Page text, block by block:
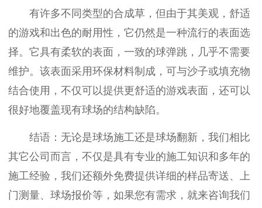
有许多不同类型的合成草，但由于其美观，舒适
的游戏和出色的耐用性，它仍然是一种流行的表面选
择。它具有柔软的表面，一致的球弹跳，几乎不需要
维护。该表面采用环保材料制成，可与沙子或填充物
结合使用，不仅可以提供更舒适的游戏表面，还可以
很好地覆盖现有球场的结构缺陷。
结语：无论是球场施工还是球场翻新，我们相比
其它公司而言，不仅是具有专业的施工知识和多年的
施工经验，我们还额外免费提供详细的样品寄送、上
门测量、球场报价等，如果您有需求，就来咨询我们